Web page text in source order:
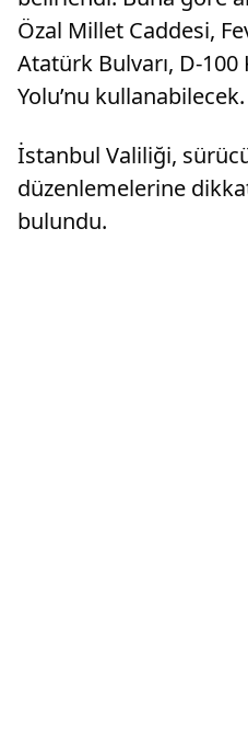
Özal Millet Caddesi,
Atatürk Bulvarı, D-100
Yolu’nu kullanabilecek.
İstanbul Valiliği,
düzenlemelerine
bulundu.